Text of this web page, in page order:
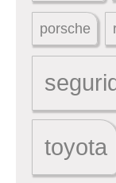
porsche
toyota